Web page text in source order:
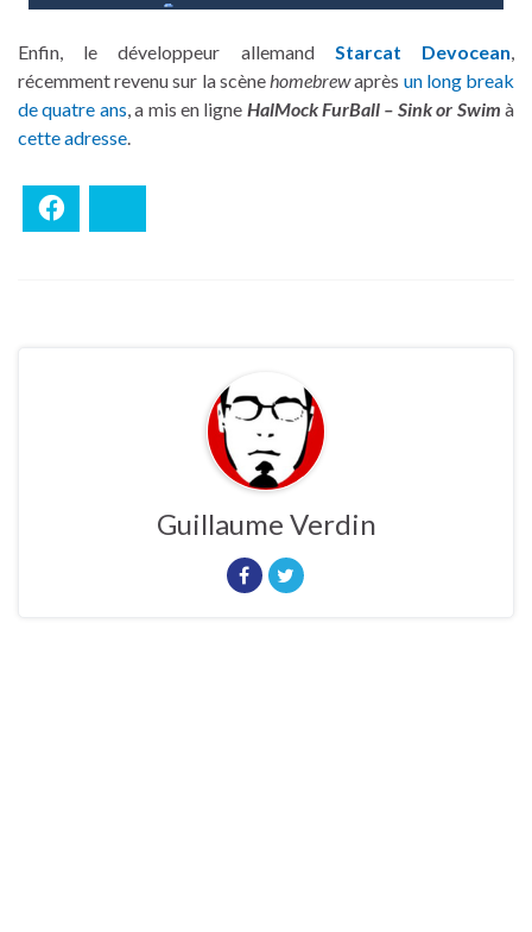
Enfin, le développeur allemand Starcat Devocean,
récemment revenu sur la scènehomebrewaprès un long break
de quatre ans, a mis en ligne HalMock FurBall – Sink or Swim à
cette adresse.
Guillaume Verdin